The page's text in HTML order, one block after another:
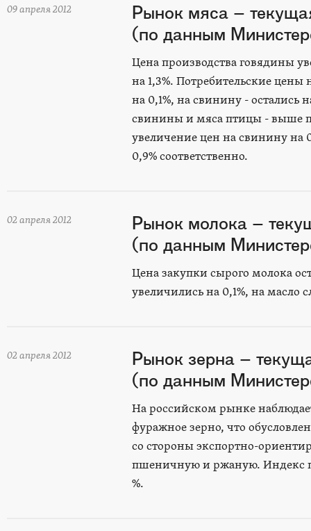
09 апреля 2012
Рынок мяса –
(по данным
Цена производства говядины
на 1,3%. Потребительские
на 0,1%, на свинину -
свинины и мяса птицы - выше
увеличение цен на свинину на
0,9% соответственно.
02 апреля 2012
Рынок молока –
(по данным
Цена закупки сырого молока
увеличились на 0,1%, на масло
02 апреля 2012
Рынок зерна –
(по данным
На российском рынке
фуражное зерно, что
со стороны экспортно-
пшеничную и ржаную. Индекс
%.